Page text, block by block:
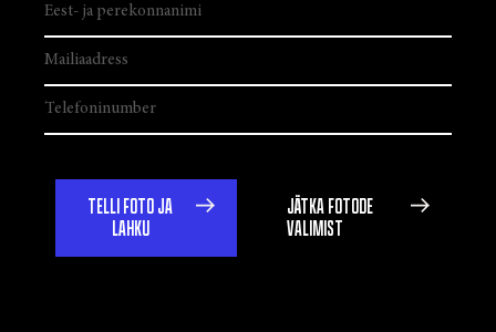
TELLI FOTO JA
LAHKU
JÄTKA FOTODE
VALIMIST